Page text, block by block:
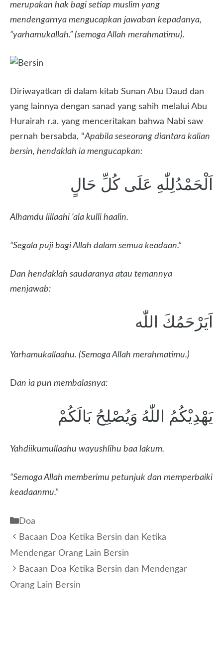
merupakan hak bagi setiap muslim yang
mendengarnya mengucapkan jawaban kepadanya,
“yarhamukallah.” (semoga Allah merahmatimu).
Diriwayatkan di dalam kitab Sunan Abu Daud dan
yang lainnya dengan sanad yang sahih melalui Abu
Hurairah r.a. yang menceritakan bahwa Nabi saw
pernah bersabda, “Apabila seseorang diantara kalian
bersin, hendaklah ia mengucapkan:
اَلْحَمْدُلِلّٰهِ عَلَى كُلِّ حَالٍ
Alhamdu lillaahi ‘ala kulli haalin.
“Segala puji bagi Allah dalam semua keadaan.”
Dan hendaklah saudaranya atau temannya
menjawab:
اَيَرْحَمُكَ اللّٰه
Yarhamukallaahu. (Semoga Allah merahmatimu.)
Dan ia pun membalasnya:
يَهْدِيْكُمُ اللّٰهُ وَيُصْلِحُ بَالَكُمْ
Yahdiikumullaahu wayushlihu baa lakum.
“Semoga Allah memberimu petunjuk dan memperbaiki
keadaanmu.”
Kategori
Doa
Bacaan Doa Ketika Bersin dan Ketika
Mendengar Orang Lain Bersin
Bacaan Doa Ketika Bersin dan Mendengar
Orang Lain Bersin